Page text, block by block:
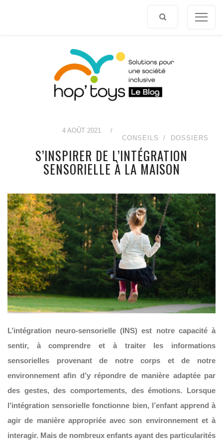
4 AOÛT 2021
/
CONSEILS
DOSSIERS
S’INSPIRER DE L’INTÉGRATION
SENSORIELLE À LA MAISON
L’intégration neuro-sensorielle (INS) est notre capacité à
sentir, à comprendre et à traiter les informations
sensorielles provenant de notre corps et de notre
environnement afin d’y répondre de manière adaptée par
des gestes, des comportements, des émotions. Lorsque
l’intégration sensorielle fonctionne bien, l’enfant apprend à
agir de manière appropriée avec son environnement et à
interagir. Mais de nombreux enfants ayant des particularités